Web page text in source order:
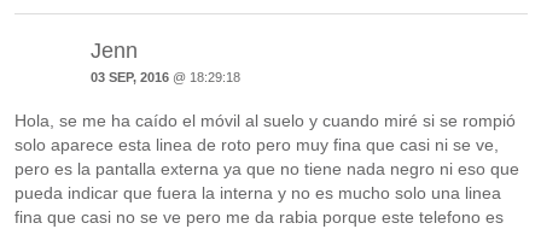
Jenn
03 SEP, 2016@ 18:29:18
Hola, se me ha caído el móvil al suelo y cuando miré si se rompió
solo aparece esta linea de roto pero muy fina que casi ni se ve,
pero es la pantalla externa ya que no tiene nada negro ni eso que
pueda indicar que fuera la interna y no es mucho solo una linea
fina que casi no se ve pero me da rabia porque este telefono es